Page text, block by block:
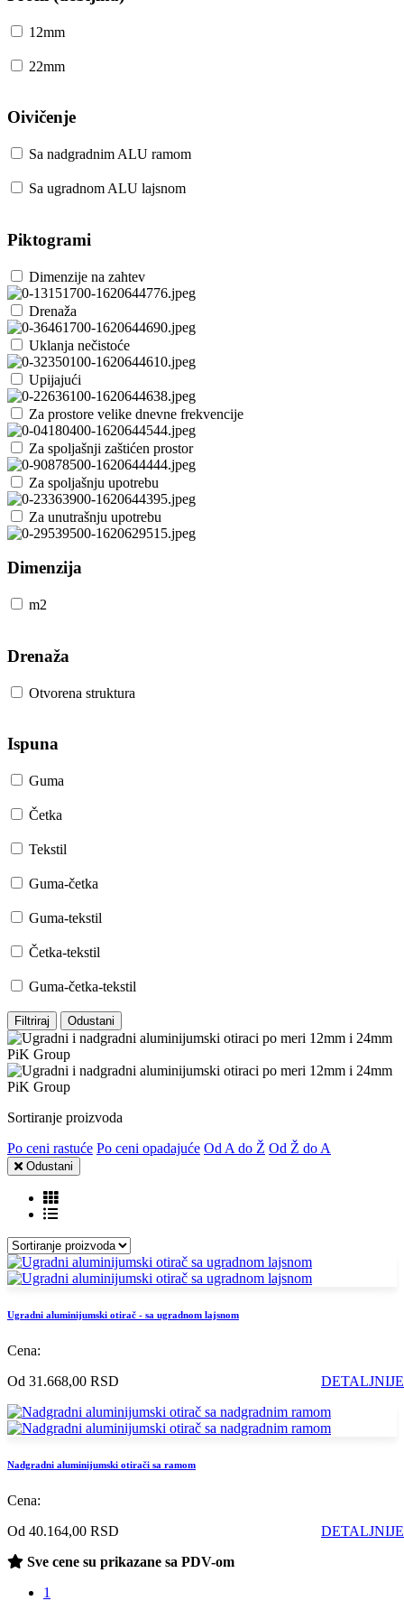
12mm
22mm
Oivičenje
Sa nadgradnim ALU ramom
Sa ugradnom ALU lajsnom
Piktogrami
Dimenzije na zahtev
Drenaža
Uklanja nečistoće
Upijajući
Za prostore velike dnevne frekvencije
Za spoljašnji zaštićen prostor
Za spoljašnju upotrebu
Za unutrašnju upotrebu
Dimenzija
m2
Drenaža
Otvorena struktura
Ispuna
Guma
Četka
Tekstil
Guma-četka
Guma-tekstil
Četka-tekstil
Guma-četka-tekstil
Filtriraj Odustani
Sortiranje proizvoda
Po ceni rastuće Po ceni opadajuće Od A do Ž Od Ž do A
Odustani
Ugradni aluminijumski otirač - sa ugradnom lajsnom
Cena:
Od 31.668,00 RSD
DETALJNIJE
Nadgradni aluminijumski otirači sa ramom
Cena:
Od 40.164,00 RSD
DETALJNIJE
Sve cene su prikazane sa PDV-om
1